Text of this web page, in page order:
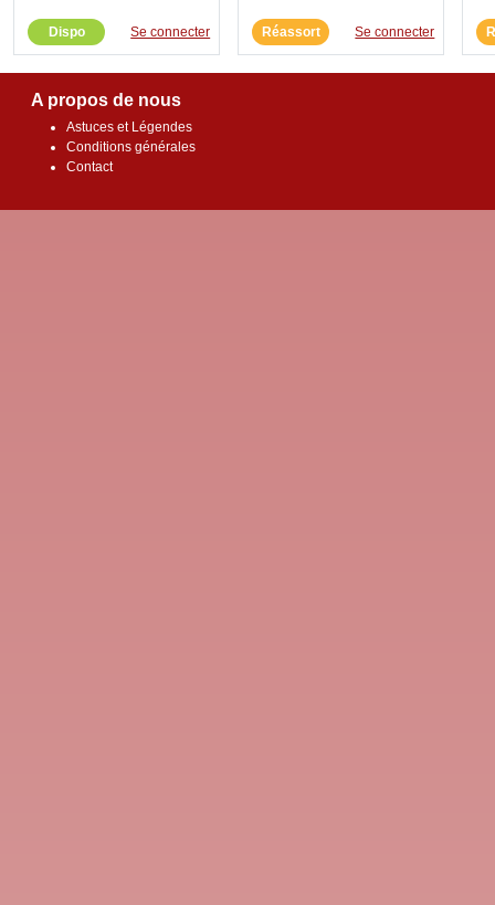
Dispo Se connecter Réassort Se connecter
A propos de nous
Astuces et Légendes
Conditions générales
Contact